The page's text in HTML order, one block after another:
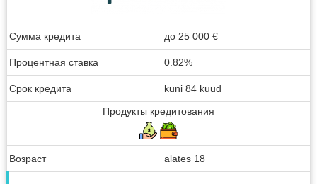
Сумма кредита до 25 000 €
Процентная ставка 0.82%
Срок кредита
kuni 84 kuud
Продукты кредитования
Возраст alates 18